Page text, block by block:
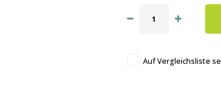
Auf Vergleichsliste